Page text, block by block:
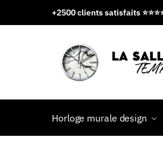
+2500 clients satisfaits
Horloge murale design